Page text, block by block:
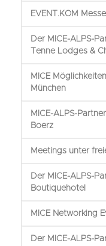
EVENT.KOM
Der MICE-ALPS-
Tenne Lodges &
MICE
München
MICE-ALPS-
Boerz
Meetings unter
Der MICE-ALPS-
Boutiquehotel
MICE Networking
Der MICE-ALPS-